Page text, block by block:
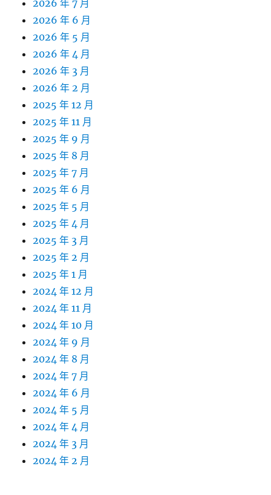
2026 年 7 月
2026 年 6 月
2026 年 5 月
2026 年 4 月
2026 年 3 月
2026 年 2 月
2025 年 12 月
2025 年 11 月
2025 年 9 月
2025 年 8 月
2025 年 7 月
2025 年 6 月
2025 年 5 月
2025 年 4 月
2025 年 3 月
2025 年 2 月
2025 年 1 月
2024 年 12 月
2024 年 11 月
2024 年 10 月
2024 年 9 月
2024 年 8 月
2024 年 7 月
2024 年 6 月
2024 年 5 月
2024 年 4 月
2024 年 3 月
2024 年 2 月